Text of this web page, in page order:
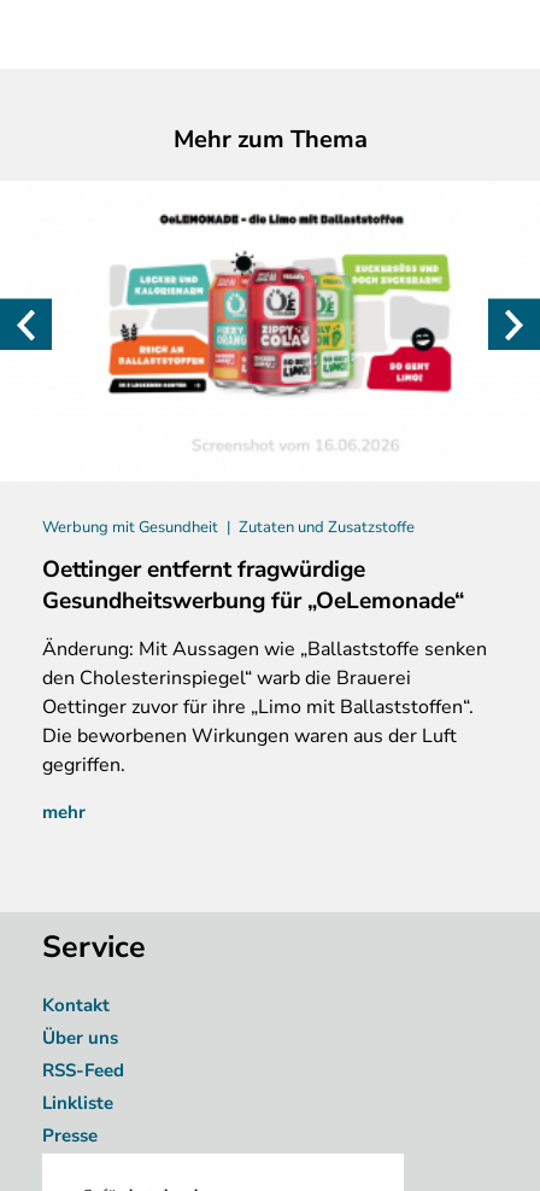
Mehr zum Thema
Werbung mit Gesundheit Zutaten und Zusatzstoffe
Oettinger entfernt fragwürdige
Gesundheitswerbung für „OeLemonade“
Änderung: Mit Aussagen wie „Ballaststoffe senken
den Cholesterinspiegel“ warb die Brauerei
Oettinger zuvor für ihre „Limo mit Ballaststoffen“.
Die beworbenen Wirkungen waren aus der Luft
gegriffen.
mehr
Service
Kontakt
Über uns
RSS-Feed
Linkliste
Presse